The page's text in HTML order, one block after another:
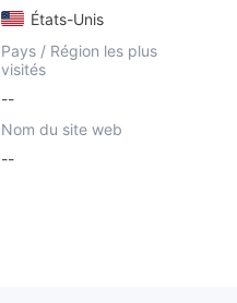
États-Unis
Pays / Région les plus
visités
--
Nom du site web
--